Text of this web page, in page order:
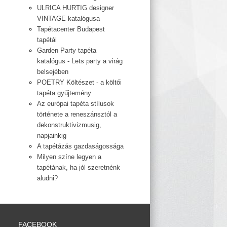
ULRICA HURTIG designer
VINTAGE katalógusa
Tapétacenter Budapest
tapétái
Garden Party tapéta
katalógus - Lets party a virág
belsejében
POETRY Költészet - a költői
tapéta gyűjtemény
Az európai tapéta stílusok
története a reneszánsztól a
dekonstruktivizmusig,
napjainkig
A tapétázás gazdaságossága
Milyen színe legyen a
tapétának, ha jól szeretnénk
aludni?
FACEBOOK